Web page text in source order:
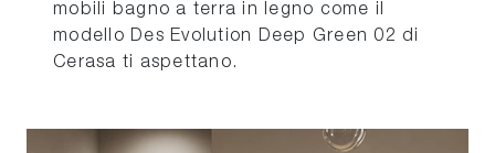
mobili bagno a terra in legno come il
modello Des Evolution Deep Green 02 di
Cerasa ti aspettano.